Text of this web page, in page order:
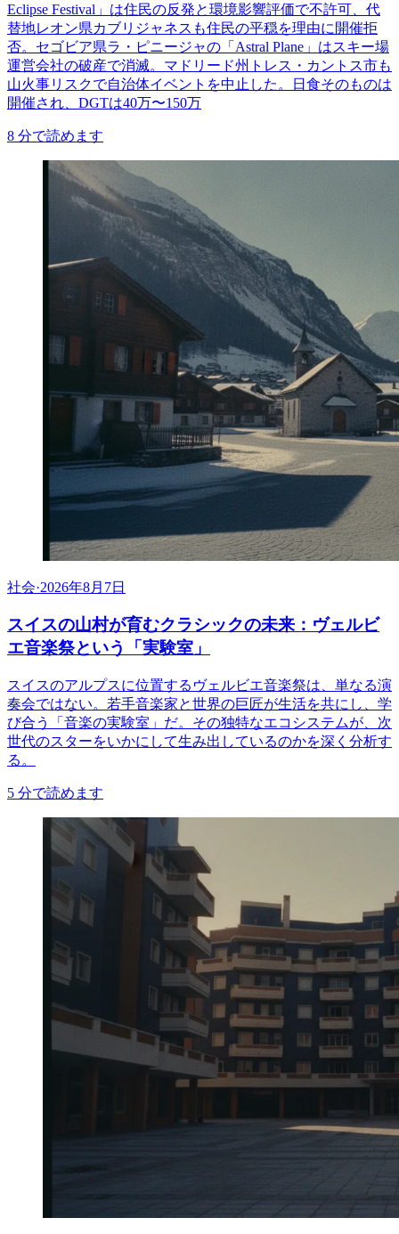
Eclipse Festival」は住民の反発と環境影響評価で不許可、代
替地レオン県カブリジャネスも住民の平穏を理由に開催拒
否。セゴビア県ラ・ピニージャの「Astral Plane」はスキー場
運営会社の破産で消滅。マドリード州トレス・カントス市も
山火事リスクで自治体イベントを中止した。日食そのものは
開催され、DGTは40万〜150万
8 分で読めます
社会·2026年8月7日
スイスの山村が育むクラシックの未来：ヴェルビ
エ音楽祭という「実験室」
スイスのアルプスに位置するヴェルビエ音楽祭は、単なる演
奏会ではない。若手音楽家と世界の巨匠が生活を共にし、学
び合う「音楽の実験室」だ。その独特なエコシステムが、次
世代のスターをいかにして生み出しているのかを深く分析す
る。
5 分で読めます